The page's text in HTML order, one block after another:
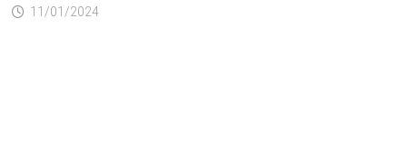
11/01/2024